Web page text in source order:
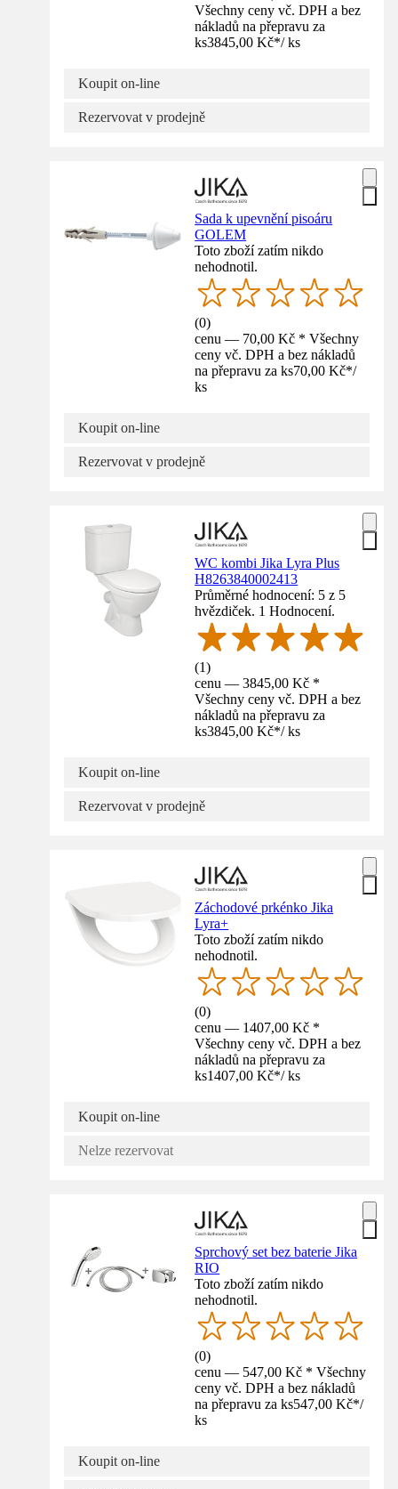
Všechny ceny vč. DPH a bez
nákladů na přepravu za
ks3845,00 Kč*/ ks
Koupit on-line
Rezervovat v prodejně
Sada k upevnění pisoáru
GOLEM
Toto zboží zatím nikdo
nehodnotil.
(0)
cenu — 70,00 Kč * Všechny
ceny vč. DPH a bez nákladů
na přepravu za ks70,00 Kč*/
ks
Koupit on-line
Rezervovat v prodejně
WC kombi Jika Lyra Plus
H8263840002413
Průměrné hodnocení: 5 z 5
hvězdiček. 1 Hodnocení.
(1)
cenu — 3845,00 Kč *
Všechny ceny vč. DPH a bez
nákladů na přepravu za
ks3845,00 Kč*/ ks
Koupit on-line
Rezervovat v prodejně
Záchodové prkénko Jika
Lyra+
Toto zboží zatím nikdo
nehodnotil.
(0)
cenu — 1407,00 Kč *
Všechny ceny vč. DPH a bez
nákladů na přepravu za
ks1407,00 Kč*/ ks
Koupit on-line
Nelze rezervovat
Sprchový set bez baterie Jika
RIO
Toto zboží zatím nikdo
nehodnotil.
(0)
cenu — 547,00 Kč * Všechny
ceny vč. DPH a bez nákladů
na přepravu za ks547,00 Kč*/
ks
Koupit on-line